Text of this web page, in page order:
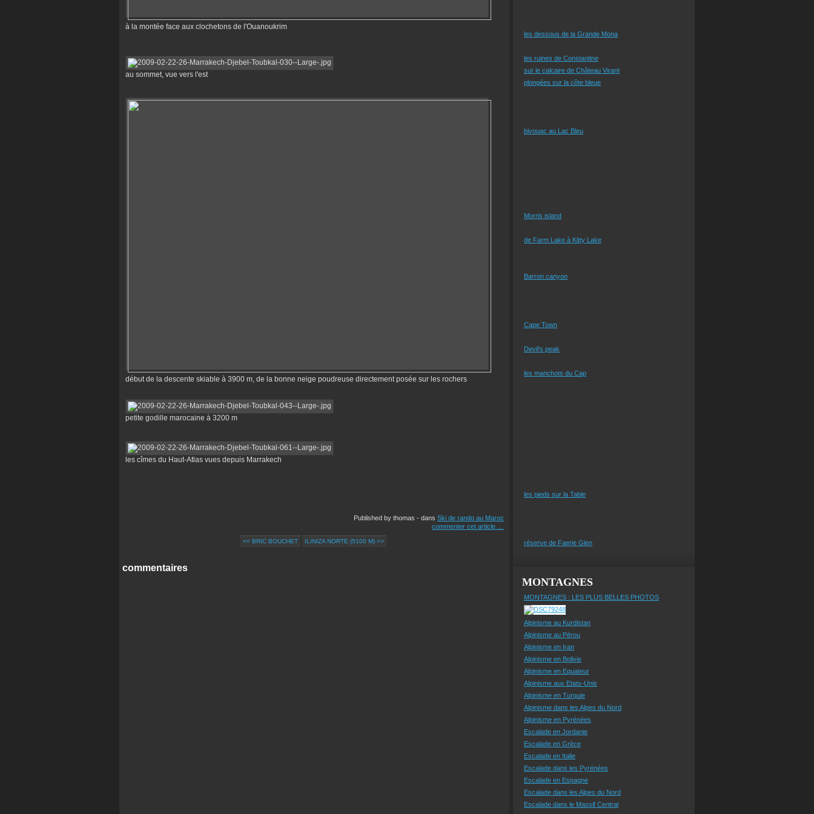
à la montée face aux clochetons de l'Ouanoukrim
au sommet, vue vers l'est
début de la descente skiable à 3900 m, de la bonne neige poudreuse directement posée sur les rochers
petite godille marocaine à 3200 m
les cîmes du Haut-Atlas vues depuis Marrakech
Published by thomas - dans Ski de rando au Maroc
commenter cet article
<< BRIC BOUCHET ILINIZA NORTE (5100 M) >>
commentaires
les dessous de la Grande Mona
les ruines de Constantine
sur le calcaire de Château Virant
plongées sur la côte bleue
bivouac au Lac Bleu
Morris island
de Farm Lake à Kitty Lake
Barron canyon
Cape Town
Devil's peak
les manchots du Cap
les pieds sur la Table
réserve de Faerie Glen
MONTAGNES
MONTAGNES : LES PLUS BELLES PHOTOS
Alpinisme au Kurdistan
Alpinisme au Pérou
Alpinisme en Iran
Alpinisme en Bolivie
Alpinisme en Equateur
Alpinisme aux Etats-Unis
Alpinisme en Turquie
Alpinisme dans les Alpes du Nord
Alpinisme en Pyrénées
Escalade en Jordanie
Escalade en Grèce
Escalade en Italie
Escalade dans les Pyrénées
Escalade en Espagne
Escalade dans les Alpes du Nord
Escalade dans le Massif Central